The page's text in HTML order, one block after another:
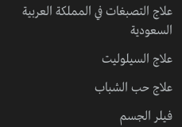
علاج التصبغات في المملكة العربية
السعودية
علاج السيلوليت
علاج حب الشباب
فيلر الجسم